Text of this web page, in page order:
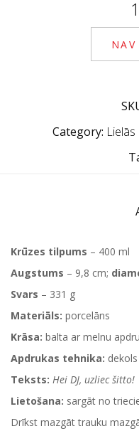
Category:
Krūzes tilpums – 400 ml
Augstums – 9,8 cm;
Svars – 331 g
Materiāls: porcelāns
Krāsa: balta ar melnu
Apdrukas tehnika: dekols
Teksts: Hei DJ, uzliec šitto!
Lietošana: sargāt no
Drīkst mazgāt trauku